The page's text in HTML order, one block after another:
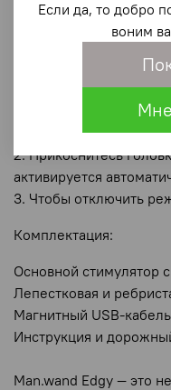
останавливаться и
практики эджинга и
Как активировать
1. Дважды быстро
завибрирует и начнёт
2. Прикоснитесь
активируется
3. Чтобы отключить
Комплектация:
Основной стимулятор
Лепестковая и
Магнитный USB-кабель
Инструкция и
Man.wand Edgy — это
Если да, то добро
воним